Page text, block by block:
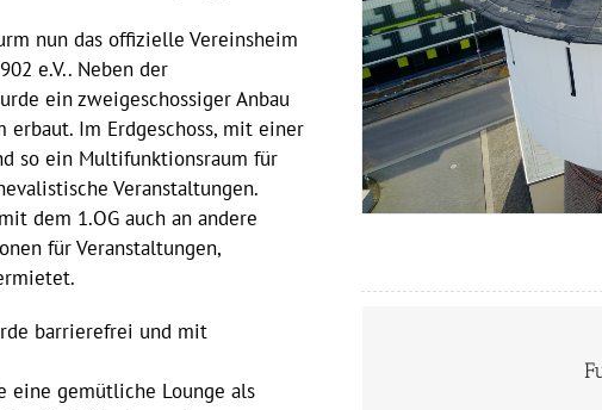
nun das offizielle Vereinsheim
e.V.. Neben der
ein zweigeschossiger Anbau
erbaut. Im Erdgeschoss, mit einer
so ein Multifunktionsraum für
Veranstaltungen.
dem 1.OG auch an andere
für Veranstaltungen,
barrierefrei und mit
eine gemütliche Lounge als
Mieten Sie den